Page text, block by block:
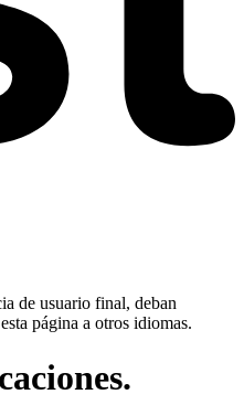
de usuario final, deban
página a otros idiomas.